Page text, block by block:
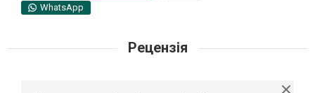
WhatsApp
Рецензія